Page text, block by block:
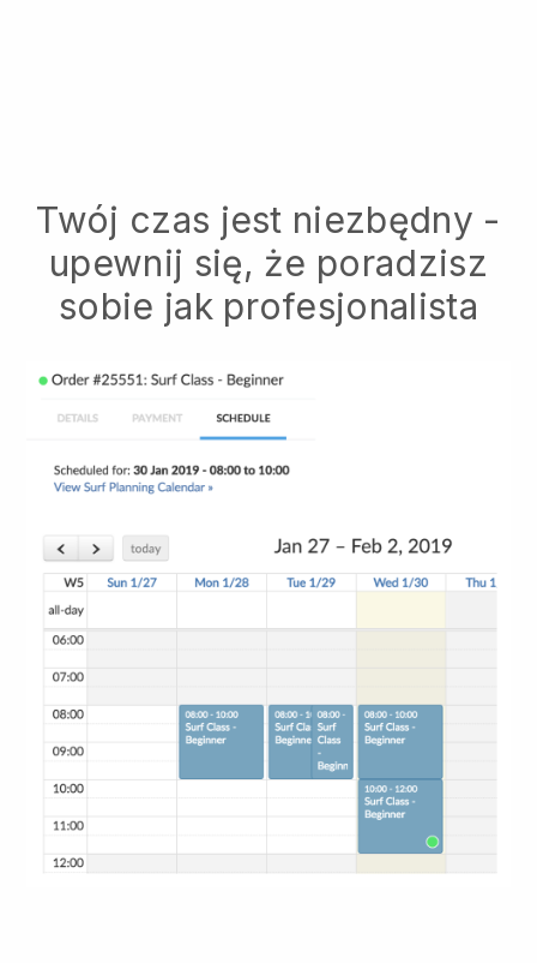
Twój czas jest niezbędny -
upewnij się, że poradzisz
sobie jak profesjonalista